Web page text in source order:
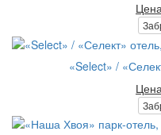
«Select» /